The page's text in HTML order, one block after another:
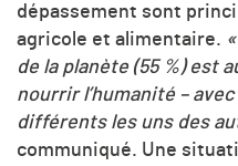
dépassement sont
agricole et alimentaire.
de la planète (55 %) est
nourrir l’humanité –
différents les uns des
communiqué. Une